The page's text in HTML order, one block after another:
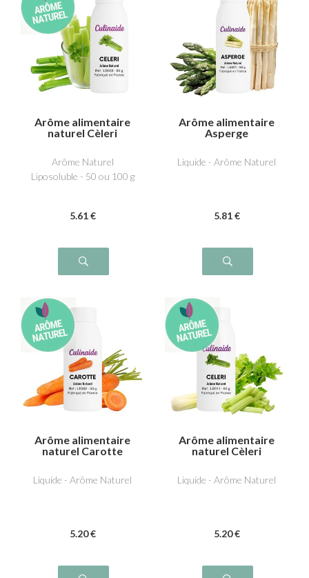
Arôme alimentaire
naturel Cèleri
Arôme Naturel
Liposoluble - 50 ou 100 g
5.61 €
Arôme alimentaire
Asperge
Liquide - Arôme Naturel
5.81 €
Arôme alimentaire
naturel Carotte
Liquide - Arôme Naturel
5.20 €
Arôme alimentaire
naturel Cèleri
Liquide - Arôme Naturel
5.20 €